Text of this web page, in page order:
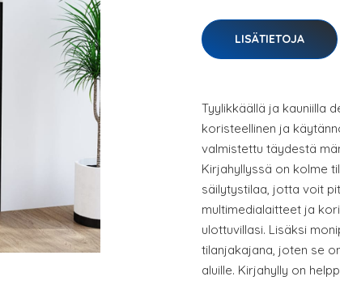
LISÄTIETOJA
Tyylikkäällä ja kauniilla
koristeellinen ja
valmistettu täydestä
Kirjahyllyssä on kolme
säilytystilaa, jotta voit
multimedialaitteet ja
ulottuvillasi. Lisäksi
tilanjakajana, joten se
aluille. Kirjahylly on